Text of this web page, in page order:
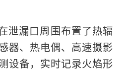
漏口周围布置了热辐
器、热电偶、高速摄影
设备，实时记录火焰形